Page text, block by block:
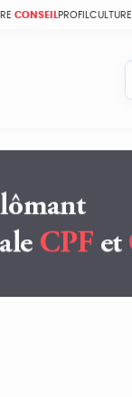
CONSEIL PROFILCULTURE